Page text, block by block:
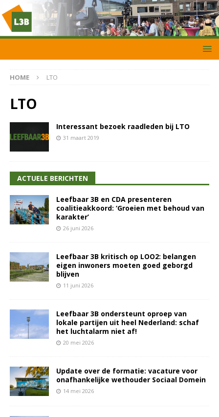
HOME LTO
LTO
Interessant bezoek raadleden bij LTO
31 maart 2019
ACTUELE BERICHTEN
Leefbaar 3B en CDA presenteren
coalitieakkoord: ‘Groeien met behoud van
karakter’
26 juni 2026
Leefbaar 3B kritisch op LOO2: belangen
eigen inwoners moeten goed geborgd
blijven
11 juni 2026
Leefbaar 3B ondersteunt oproep van
lokale partijen uit heel Nederland: schaf
het luchtalarm niet af!
20 mei 2026
Update over de formatie: vacature voor
onafhankelijke wethouder Sociaal Domein
14 mei 2026